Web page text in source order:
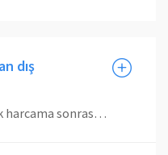
dış
Sayıştay tarafından yapılacak harcama sonrası dış denetimin amacı, genel yönetim kapsamındaki kamu idarelerinin hesap verme sorumluluğu çerçevesinde, yönetimin malî faaliyet, karar ve işlemlerinin; kanunlara, kurumsal amaç, hedef ve planlara uygunluk yönünden incelenmesi ve sonuçlarının Türkiye Büyük Millet Meclisine raporlanmasıdır.